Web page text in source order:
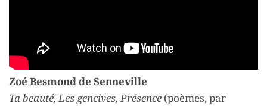
Zoé Besmond de Senneville
Ta beauté, Les gencives, Présence (poèmes, par